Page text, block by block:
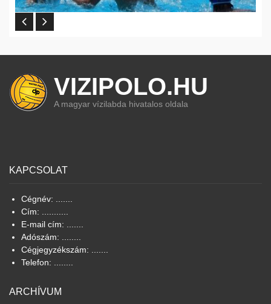
VIZIPOLO.HU
A magyar vízilabda hivatalos oldala
KAPCSOLAT
Cégnév: .......
Cím: ...........
E-mail cím: .......
Adószám: ........
Cégjegyzékszám: .......
Telefon: ........
ARCHÍVUM